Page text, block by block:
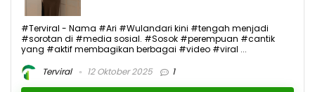
#Terviral - Nama #Ari #Wulandari kini #tengah menjadi
#sorotan di #media sosial. #Sosok #perempuan #cantik
yang #aktif membagikan berbagai #video #viral ...
Terviral
12 Oktober 2025 1